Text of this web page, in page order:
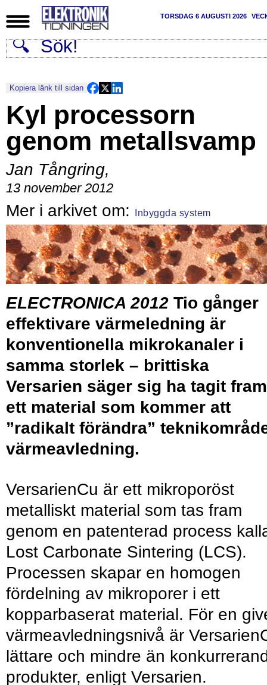
TORSDAG 6 AUGUSTI 2026
Kopiera länk till sidan
Kyl processorn
genom metallsvamp
Jan Tångring,
13 november 2012
Inbyggda system
ELECTRONICA 2012 Tio gånger
effektivare värmeledning är
konventionella mikrokanaler i
samma storlek – brittiska
Versarien säger sig ha tagit fram
ett material som kommer att
”radikalt förändra”
värmeavledning.
VersarienCu är ett mikroporöst
metalliskt material som tas fram
genom en patenterad process
Lost Carbonate Sintering (LCS).
Processen skapar en homogen
fördelning av mikroporer i ett
kopparbaserat material. För en
värmeavledningsnivå är
lättare och mindre än
produkter, enligt Versarien.